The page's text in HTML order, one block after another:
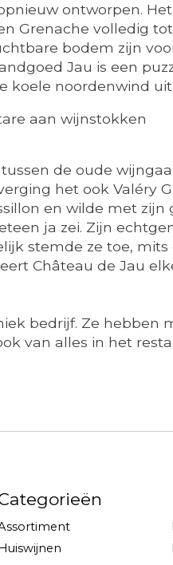
ontworpen.
Grenache volledig
bodem zijn
Jau is een
koele noordenwind uit
aan wijnstokken
de oude
het ook Valéry
en wilde met zijn
ja zei. Zijn
stemde ze toe,
Château de Jau
bedrijf. Ze
van alles in het